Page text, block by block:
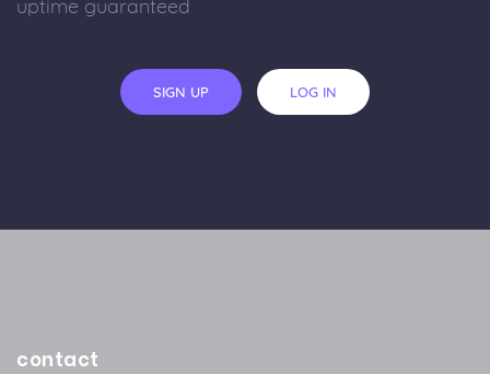
uptime guaranteed
SIGN UP LOG IN
contact